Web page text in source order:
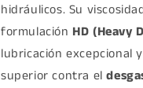
hidráulicos. Su
formulación HD (Heavy
lubricación excepcional
superior contra el